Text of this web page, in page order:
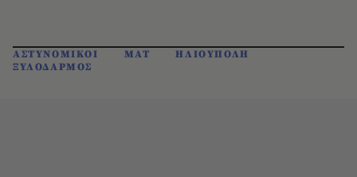
ΑΣΤΥΝΟΜΙΚΟΙ ΜΑΤ
ΗΛΙΟΥΠΟΛΗ
ΞΥΛΟΔΑΡΜΟΣ